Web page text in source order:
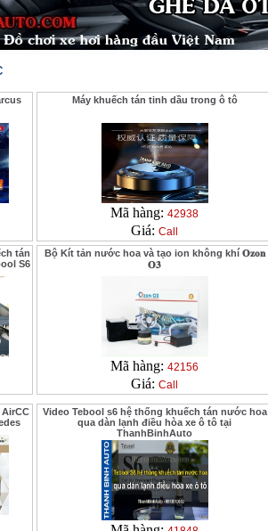
Máy khuếch tán tinh dầu trong ô tô
Mã hàng: 42938
Giá: Call
tán
S6
Bộ Kít tản nước hoa và tạo ion không khí 𝐎𝐳𝐨𝐧
𝐎𝟑
Mã hàng: 42156
Giá: Call
Video Tebool s6 hệ thống khuếch tán nước hoa
qua dàn lạnh điều hòa xe ô tô tại
ThanhBinhAuto